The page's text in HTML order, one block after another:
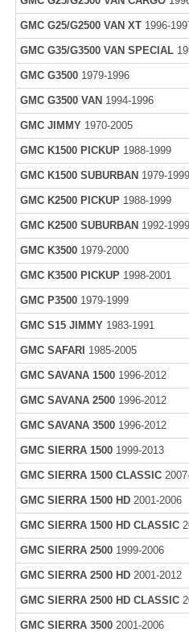
GMC G25/G2500 VAN XT 1996-
GMC G35/G3500 VAN SPECIAL
GMC G3500 1979-1996
GMC G3500 VAN 1994-1996
GMC JIMMY 1970-2005
GMC K1500 PICKUP 1988-1999
GMC K1500 SUBURBAN 1979-
GMC K2500 PICKUP 1988-1999
GMC K2500 SUBURBAN 1992-
GMC K3500 1979-2000
GMC K3500 PICKUP 1998-2001
GMC P3500 1979-1999
GMC S15 JIMMY 1983-1991
GMC SAFARI 1985-2005
GMC SAVANA 1500 1996-2012
GMC SAVANA 2500 1996-2012
GMC SAVANA 3500 1996-2012
GMC SIERRA 1500 1999-2013
GMC SIERRA 1500 CLASSIC
GMC SIERRA 1500 HD 2001-2006
GMC SIERRA 1500 HD CLASSIC
GMC SIERRA 2500 1999-2006
GMC SIERRA 2500 HD 2001-2012
GMC SIERRA 2500 HD CLASSIC
GMC SIERRA 3500 2001-2006